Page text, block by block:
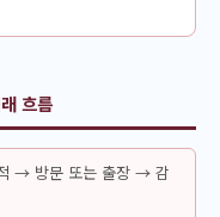
흐름
→ 방문 또는 출장 → 감